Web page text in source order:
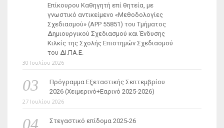
Επίκουρου Καθηγητή επί θητεία, με
γνωστικό αντικείμενο «Μεθοδολογίες
Σχεδιασμού» (ΑΡΡ 55851) του Τμήματος
Δημιουργικού Σχεδιασμού και Ένδυσης
Κιλκίς της Σχολής Επιστημών Σχεδιασμού
του ΔΙ.ΠΑ.Ε.
30 Ιουλίου 2026
Πρόγραμμα Εξεταστικής Σεπτεμβρίου
2026 (Χειμερινό+Εαρινό 2025-2026)
27 Ιουλίου 2026
Στεγαστικό επίδομα 2025-26